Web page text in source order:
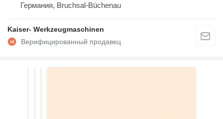
Германия, Bruchsal-Büchenau
Kaiser- Werkzeugmaschinen